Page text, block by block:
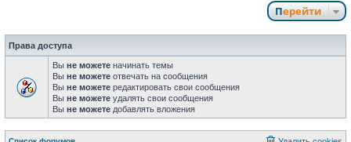
Перейти
Права доступа
Вы не можете начинать темы
Вы не можете отвечать на сообщения
Вы не можете редактировать свои сообщения
Вы не можете удалять свои сообщения
Вы не можете добавлять вложения